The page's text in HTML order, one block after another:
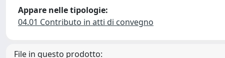
Appare nelle tipologie:
04.01 Contributo in atti di convegno
File in questo prodotto: